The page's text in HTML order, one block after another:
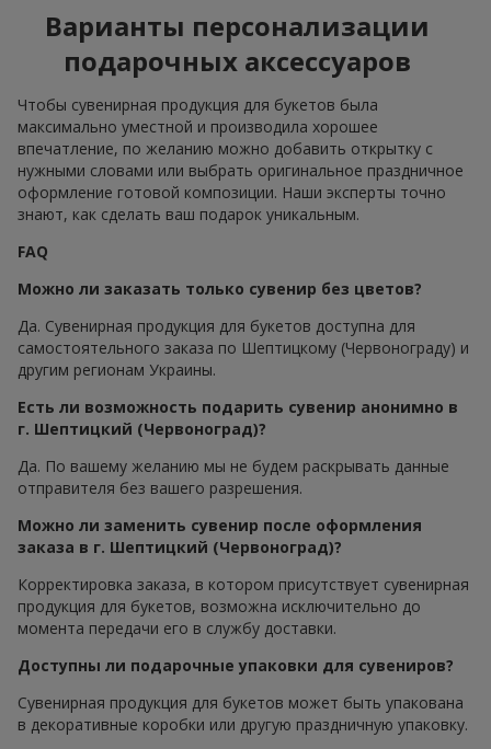
Варианты персонализации
подарочных аксессуаров
Чтобы сувенирная продукция для букетов была
максимально уместной и производила хорошее
впечатление, по желанию можно добавить открытку с
нужными словами или выбрать оригинальное праздничное
оформление готовой композиции. Наши эксперты точно
знают, как сделать ваш подарок уникальным.
FAQ
Можно ли заказать только сувенир без цветов?
Да. Сувенирная продукция для букетов доступна для
самостоятельного заказа по Шептицкому (Червонограду) и
другим регионам Украины.
Есть ли возможность подарить сувенир анонимно в
г. Шептицкий (Червоноград)?
Да. По вашему желанию мы не будем раскрывать данные
отправителя без вашего разрешения.
Можно ли заменить сувенир после оформления
заказа в г. Шептицкий (Червоноград)?
Корректировка заказа, в котором присутствует сувенирная
продукция для букетов, возможна исключительно до
момента передачи его в службу доставки.
Доступны ли подарочные упаковки для сувениров?
Сувенирная продукция для букетов может быть упакована
в декоративные коробки или другую праздничную упаковку.